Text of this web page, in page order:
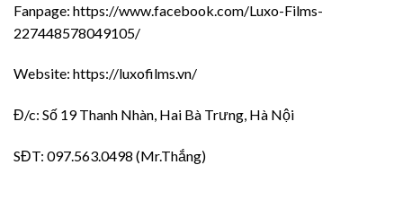
Fanpage: https://www.facebook.com/Luxo-Films-
227448578049105/
Website: https://luxofilms.vn/
Đ/c: Số 19 Thanh Nhàn, Hai Bà Trưng, Hà Nội
SĐT: 097.563.0498 (Mr.Thắng)